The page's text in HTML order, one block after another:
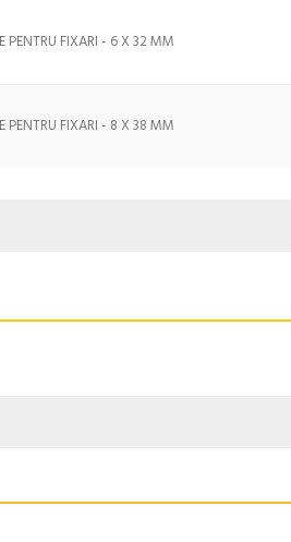
PENTRU FIXARI - 6 X 32 MM
PENTRU FIXARI - 8 X 38 MM